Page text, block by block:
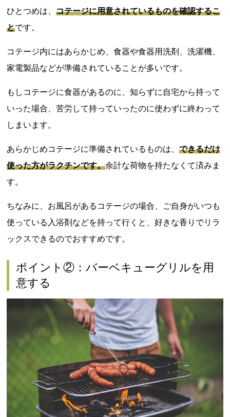
ひとつめは、コテージに用意されているものを確認するこ
とです。
コテージ内にはあらかじめ、食器や食器用洗剤、洗濯機、
家電製品などが準備されていることが多いです。
もしコテージに食器があるのに、知らずに自宅から持って
いった場合、苦労して持っていったのに使わずに終わって
しまいます。
あらかじめコテージに準備されているものは、できるだけ
使った方がラクチンです。余計な荷物を持たなくて済みま
す。
ちなみに、お風呂があるコテージの場合、ご自身がいつも
使っている入浴剤などを持って行くと、好きな香りでリラ
ックスできるのでおすすめです。
ポイント②：バーベキューグリルを用
意する